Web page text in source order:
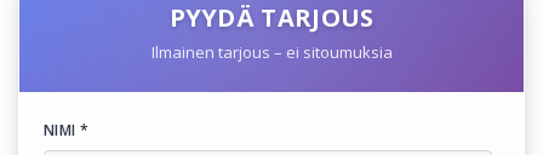
PYYDÄ TARJOUS
Ilmainen tarjous – ei sitoumuksia
NIMI *